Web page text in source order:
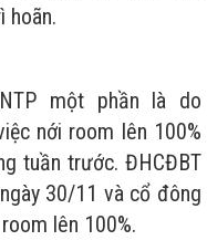
hoãn.
một phần là do
nới room lên 100%
tuần trước. ĐHCĐBT
30/11 và cổ đông
lên 100%.